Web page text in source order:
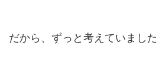
だから、ずっと考えていました